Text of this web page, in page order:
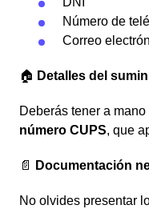
Número de
Correo
🏠 Detalles del
Deberás tener a mano
número CUPS, que
📄 Documentación
No olvides presentar